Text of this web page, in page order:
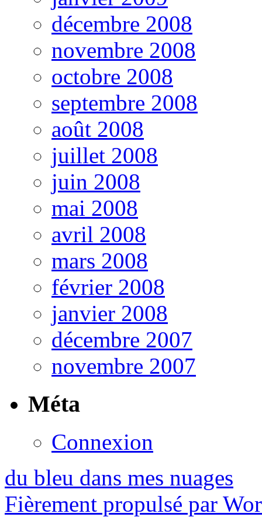
décembre 2008
novembre 2008
octobre 2008
septembre 2008
août 2008
juillet 2008
juin 2008
mai 2008
avril 2008
mars 2008
février 2008
janvier 2008
décembre 2007
novembre 2007
Méta
Connexion
du bleu dans mes nuages
Fièrement propulsé par